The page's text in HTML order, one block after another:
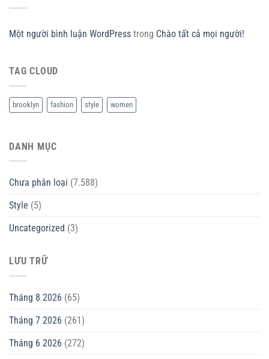
Một người bình luận WordPress trong Chào tất cả mọi người!
TAG CLOUD
brooklyn fashion style women
DANH MỤC
Chưa phân loại (7.588)
Style (5)
Uncategorized (3)
LƯU TRỮ
Tháng 8 2026 (65)
Tháng 7 2026 (261)
Tháng 6 2026 (272)